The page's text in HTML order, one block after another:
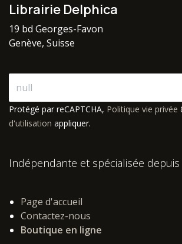
Librairie Delphica
19 bd Georges-Favon
Genève, Suisse
Protégé par reCAPTCHA, Politique vie privée
d'utilisation appliquer.
Indépendante et spécialisée depuis
Page d'accueil
Contactez-nous
Boutique en ligne